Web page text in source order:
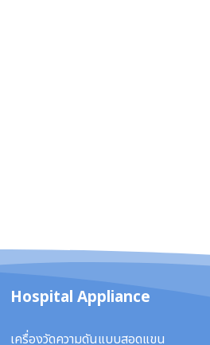
Hospital Appliance
เครื่องวัดความดันแบบสอดแขน